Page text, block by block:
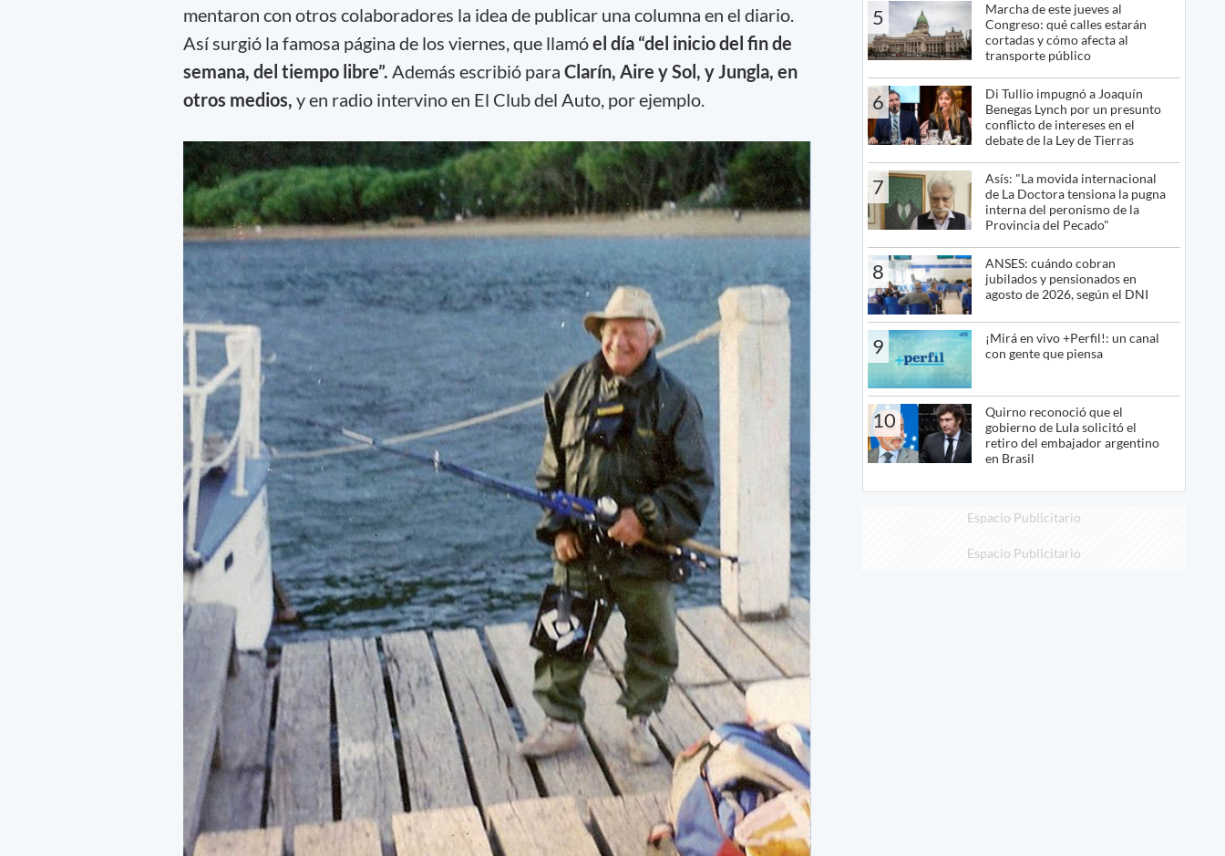
mentaron con otros colaboradores la idea de publicar una columna en el diario.
Así surgió la famosa página de los viernes, que llamóel día “del inicio del fin de
semana, del tiempo libre”. Además escribió para Clarín, Aire y Sol, y Jungla, en
otros medios, y en radio intervino en El Club del Auto, por ejemplo.
5
Marcha de este jueves al
Congreso: qué calles estarán
cortadas y cómo afecta al
transporte público
6
Di Tullio impugnó a Joaquín
Benegas Lynch por un presunto
conflicto de intereses en el
debate de la Ley de Tierras
7
Asís: "La movida internacional
de La Doctora tensiona la pugna
interna del peronismo de la
Provincia del Pecado"
8
ANSES: cuándo cobran
jubilados y pensionados en
agosto de 2026, según el DNI
9
¡Mirá en vivo +Perfil!: un canal
con gente que piensa
10
Quirno reconoció que el
gobierno de Lula solicitó el
retiro del embajador argentino
en Brasil
Espacio Publicitario
Espacio Publicitario